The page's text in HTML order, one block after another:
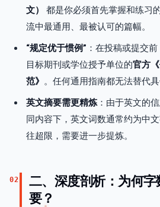
文）
都是你必须首先掌握和练习
流中最通用、最被认可的篇幅。
“规定优于惯例” ：在投稿或提交前
目标期刊或学位授予单位的官方
范》 。任何通用指南都无法替代具
英文摘要需更精炼：由于英文的
同内容下，英文词数通常约为中
往超限，需要进一步提炼。
02
二、深度剖析：为何
要？